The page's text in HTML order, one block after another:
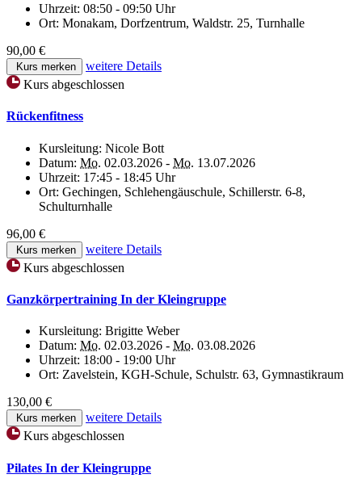
Uhrzeit: 08:50 - 09:50 Uhr
Ort: Monakam, Dorfzentrum, Waldstr. 25, Turnhalle
90,00 €
Kurs merken
weitere Details
Kurs abgeschlossen
Rückenfitness
Kursleitung: Nicole Bott
Datum: Mo. 02.03.2026 - Mo. 13.07.2026
Uhrzeit: 17:45 - 18:45 Uhr
Ort: Gechingen, Schlehengäuschule, Schillerstr. 6-8,
Schulturnhalle
96,00 €
Kurs merken
weitere Details
Kurs abgeschlossen
Ganzkörpertraining In der Kleingruppe
Kursleitung: Brigitte Weber
Datum: Mo. 02.03.2026 - Mo. 03.08.2026
Uhrzeit: 18:00 - 19:00 Uhr
Ort: Zavelstein, KGH-Schule, Schulstr. 63, Gymnastikraum
130,00 €
Kurs merken
weitere Details
Kurs abgeschlossen
Pilates In der Kleingruppe